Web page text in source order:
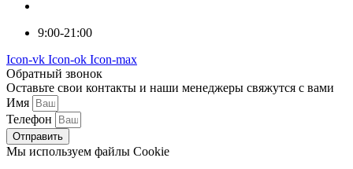
9:00-21:00
Icon-vk Icon-ok Icon-max
Обратный звонок
Оставьте свои контакты и наши менеджеры свяжутся с вами
Имя
Телефон
Отправить
Мы используем файлы Cookie